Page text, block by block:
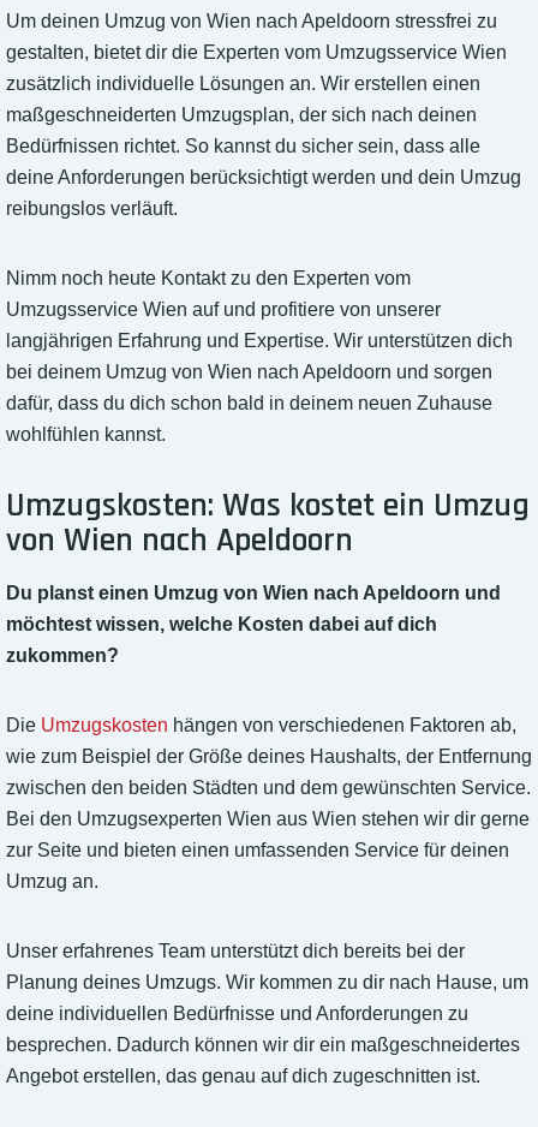
Um deinen Umzug von Wien nach Apeldoorn stressfrei zu
gestalten, bietet dir die Experten vom Umzugsservice Wien
zusätzlich individuelle Lösungen an. Wir erstellen einen
maßgeschneiderten Umzugsplan, der sich nach deinen
Bedürfnissen richtet. So kannst du sicher sein, dass alle
deine Anforderungen berücksichtigt werden und dein Umzug
reibungslos verläuft.
Nimm noch heute Kontakt zu den Experten vom
Umzugsservice Wien auf und profitiere von unserer
langjährigen Erfahrung und Expertise. Wir unterstützen dich
bei deinem Umzug von Wien nach Apeldoorn und sorgen
dafür, dass du dich schon bald in deinem neuen Zuhause
wohlfühlen kannst.
Umzugskosten: Was kostet ein Umzug
von Wien nach Apeldoorn
Du planst einen Umzug von Wien nach Apeldoorn und
möchtest wissen, welche Kosten dabei auf dich
zukommen?
Die Umzugskosten hängen von verschiedenen Faktoren ab,
wie zum Beispiel der Größe deines Haushalts, der Entfernung
zwischen den beiden Städten und dem gewünschten Service.
Bei den Umzugsexperten Wien aus Wien stehen wir dir gerne
zur Seite und bieten einen umfassenden Service für deinen
Umzug an.
Unser erfahrenes Team unterstützt dich bereits bei der
Planung deines Umzugs. Wir kommen zu dir nach Hause, um
deine individuellen Bedürfnisse und Anforderungen zu
besprechen. Dadurch können wir dir ein maßgeschneidertes
Angebot erstellen, das genau auf dich zugeschnitten ist.